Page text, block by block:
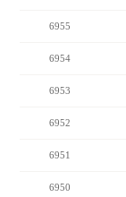
6955
6954
6953
6952
6951
6950